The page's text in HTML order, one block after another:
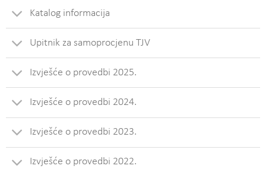
Katalog informacija
Upitnik za samoprocjenu TJV
Izvješće o provedbi 2025.
Izvješće o provedbi 2024.
Izvješće o provedbi 2023.
Izvješće o provedbi 2022.